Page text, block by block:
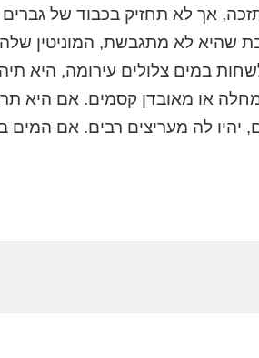
אך לא תחזיק בכבוד של גברים
שהיא לא מתגבשת, המוניטין שלה
במים צלולים עירומה, היא
או מאובדן קסמים. אם היא
יהיו לה מעריצים רבים. אם המים